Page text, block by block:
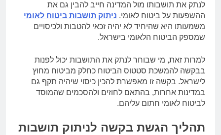
לנתק את תושבותו מול המדינה חייב להבין גם את
ההשפעות על ביטוח לאומי. ניתוק תושבות ביטוח לאומי
משמעותו היא שהיחיד לא יהיה זכאי להטבות ולכיסויים
שמספק הביטוח הלאומי בישראל.
למרות זאת, מי שבוחר לנתק את התושבות יכול לפנות
בבקשה להמשכת סטטוס הביטוח כחלק מביטוח מחוץ
לישראל. בקשה זו מאפשרת להכין כיסוי שיהיה תקף גם
במדינות אחרות, בהתאם לחוזים ולהסכמים שהמוסד
לביטוח לאומי חתום עליהם.
תהליך הגשת בקשה לניתוק תושבות